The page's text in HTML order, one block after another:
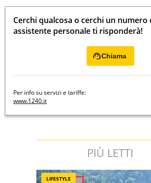
Cerchi qualcosa o cerchi un numero
assistente personale ti risponderà!
Chiama
Per info su servizi e tariffe:
www.1240.it
PIÙ LETTI
LIFESTYLE